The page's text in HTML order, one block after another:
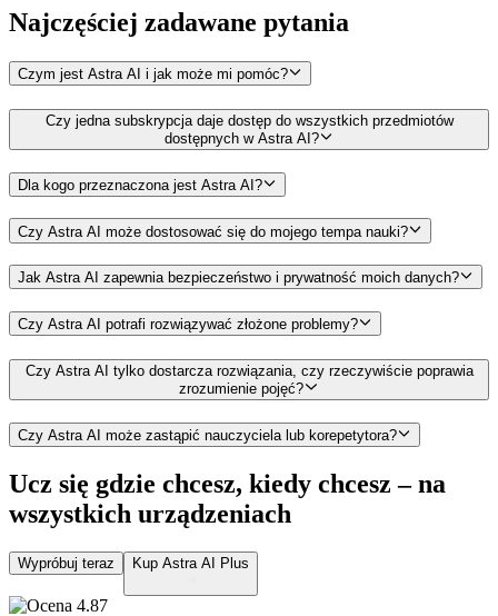
Najczęściej zadawane pytania
Czym jest Astra AI i jak może mi pomóc?
Czy jedna subskrypcja daje dostęp do wszystkich przedmiotów
dostępnych w Astra AI?
Dla kogo przeznaczona jest Astra AI?
Czy Astra AI może dostosować się do mojego tempa nauki?
Jak Astra AI zapewnia bezpieczeństwo i prywatność moich danych?
Czy Astra AI potrafi rozwiązywać złożone problemy?
Czy Astra AI tylko dostarcza rozwiązania, czy rzeczywiście poprawia
zrozumienie pojęć?
Czy Astra AI może zastąpić nauczyciela lub korepetytora?
Ucz się gdzie chcesz, kiedy chcesz –na
wszystkich urządzeniach
Wypróbuj teraz Kup Astra AI Plus